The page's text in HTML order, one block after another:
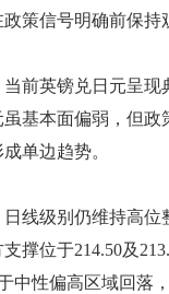
策信号明确前保持
英镑兑日元呈现
基本面偏弱，但
单边趋势。
级别仍维持高位
撑位于214.50及
中性偏高区域回落